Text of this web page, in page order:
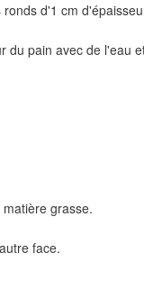
d'1 cm
pain avec de l'eau
grasse.
face.